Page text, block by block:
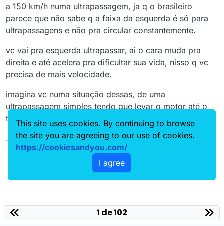
a 150 km/h numa ultrapassagem, ja q o brasileiro
parece que não sabe q a faixa da esquerda é só para
ultrapassagens e não pra circular constantemente.
vc vai pra esquerda ultrapassar, ai o cara muda pra
direita e até acelera pra dificultar sua vida, nisso q vc
precisa de mais velocidade.
imagina vc numa situação dessas, de uma
ultrapassagem simples tendo que levar o motor até o
talo, fazendo ele berrar alto...
...
1 de 102
This site uses cookies. By continuing to browse
the site you are agreeing to our use of cookies.
https://cookiesandyou.com/
I agree